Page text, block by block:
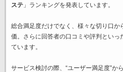
ステ」ランキングを発表しています。
総合満足度だけでなく、様々な切り口か
価。さらに回答者の口コミや評判といっ
ています。
サービス検討の際、“ユーザー満足度”か